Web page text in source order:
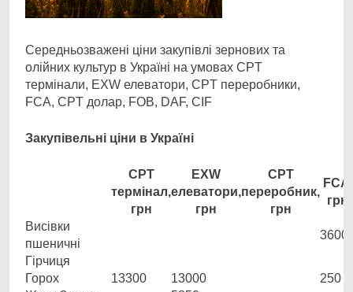
Середньозважені ціни закупівлі зернових та
олійних культур в Україні на умовах CPT
термінали, EXW елеватори, CPT переробники,
FCA, CPT долар, FOB, DAF, CIF
Закупівельні ціни в Україні
CPT
термінал,
грн
EXW
елеватори,
грн
CPT
переробник,
грн
FCA,
грн
Висівки
пшеничні
3600
Гірчиця
Горох
13300 13000
250